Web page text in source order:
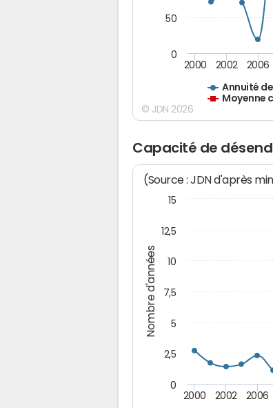
Annuité
Moyenne
2000 2002 2006
0
50
© JDN 2026
Capacité de
Nombre d'années
(Source : JDN d'après
2000 2002 2006
0
2,5
5
7,5
10
12,5
15